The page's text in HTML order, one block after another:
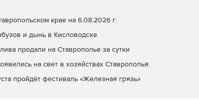
крае на 6.08.2026 г.
и дынь в Кисловодске
продали на Ставрополье за сутки
на свет в хозяйствах Ставрополья
пройдёт фестиваль «Железная грязь»